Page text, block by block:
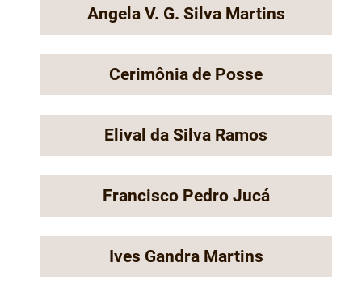
Angela V. G. Silva Martins
Cerimônia de Posse
Elival da Silva Ramos
Francisco Pedro Jucá
Ives Gandra Martins